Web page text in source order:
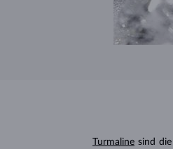
Turmaline sind